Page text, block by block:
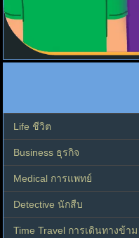
Life ชีวิต
Business ธุรกิจ
Medical การแพทย์
Detective นักสืบ
Time Travel การเดินทางข้าม